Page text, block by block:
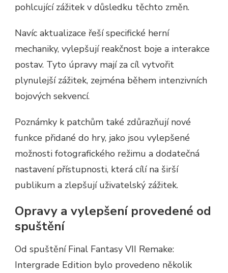
pohlcující zážitek v důsledku těchto změn.
Navíc aktualizace řeší specifické herní
mechaniky, vylepšují reakčnost boje a interakce
postav. Tyto úpravy mají za cíl vytvořit
plynulejší zážitek, zejména během intenzivních
bojových sekvencí.
Poznámky k patchům také zdůrazňují nové
funkce přidané do hry, jako jsou vylepšené
možnosti fotografického režimu a dodatečná
nastavení přístupnosti, která cílí na širší
publikum a zlepšují uživatelský zážitek.
Opravy a vylepšení provedené od
spuštění
Od spuštění Final Fantasy VII Remake:
Intergrade Edition bylo provedeno několik